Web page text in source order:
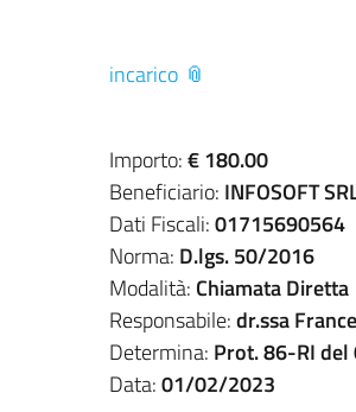
incarico
Importo:€ 180.00
Beneficiario: INFOSOFT
Dati Fiscali:01715690564
Norma: D.lgs. 50/2016
Modalità: Chiamata Diretta
Responsabile:dr.ssa
Determina: Prot. 86-RI
Data:01/02/2023